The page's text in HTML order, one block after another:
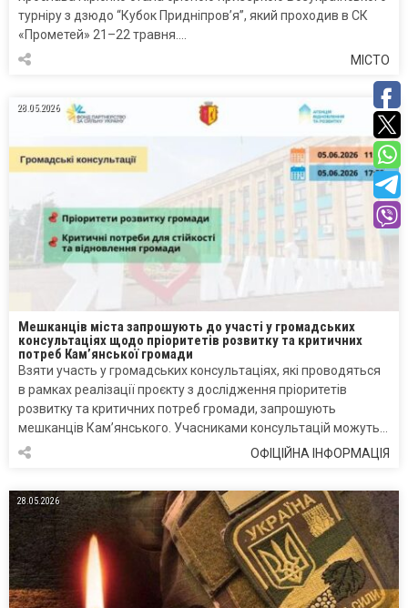
турніру з дзюдо “Кубок Придніпров’я”, який проходив в СК
«Прометей» 21–22 травня….
МІСТО
28.05.2026
Мешканців міста запрошують до участі у громадських
консультаціях щодо пріоритетів розвитку та критичних
потреб Кам’янської громади
Взяти участь у громадських консультаціях, які проводяться
в рамках реалізації проєкту з дослідження пріоритетів
розвитку та критичних потреб громади, запрошують
мешканців Кам’янського. Учасниками консультацій можуть…
ОФІЦІЙНА ІНФОРМАЦІЯ
28.05.2026